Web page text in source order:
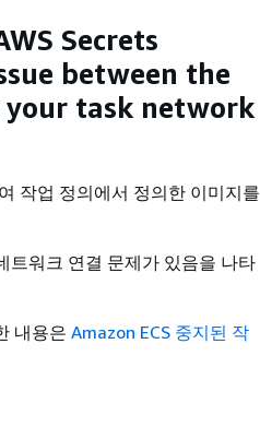
Secrets
between the
your task network
작업 정의에서 정의한 이미지를
트워크 연결 문제가 있음을 나타
내용은 Amazon ECS 중지된 작